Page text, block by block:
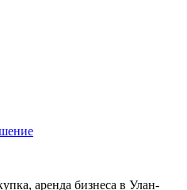
аренда бизнеса в Улан-